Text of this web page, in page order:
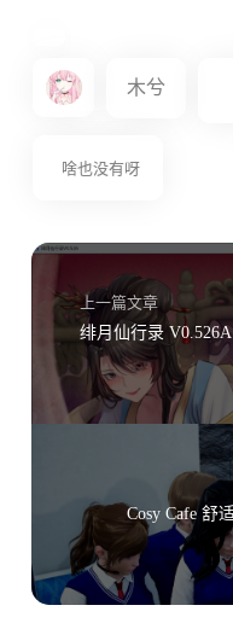
木兮
啥也没有呀
上一篇文章